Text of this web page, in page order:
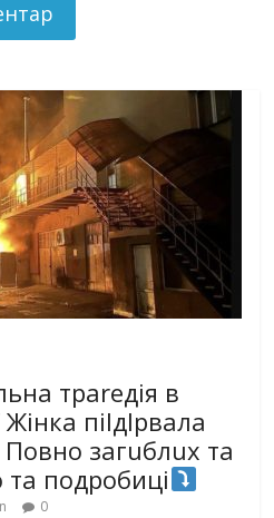
траrедія в
Жінка піlдlрвала
Повно загuблuх та
подробиці
0